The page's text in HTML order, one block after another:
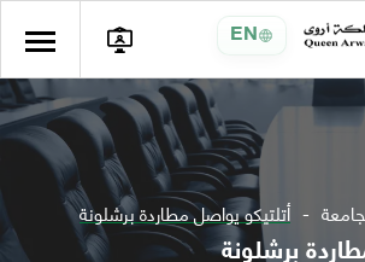
EN
أتلتيكو يواصل مطاردة برشلونة
برشلونة